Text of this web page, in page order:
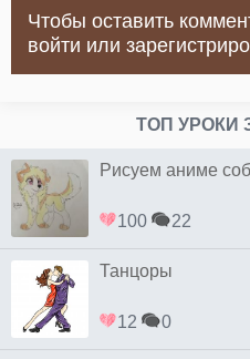
Чтобы оставить
войти или
ТОП УРОКИ
Рисуем аниме
100 22
Танцоры
12 0